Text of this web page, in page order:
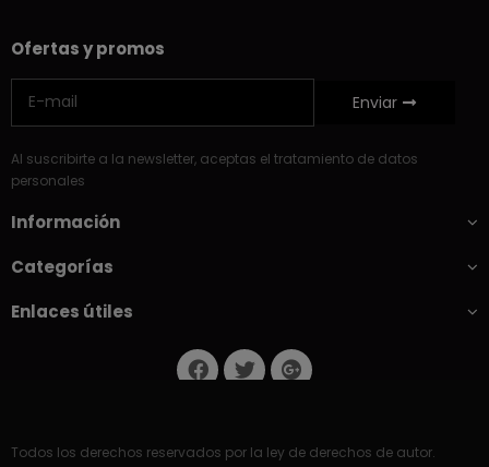
Ofertas y promos
Enviar
Al suscribirte a la newsletter, aceptas el tratamiento de datos
personales
Información
Categorías
Enlaces útiles
Todos los derechos reservados por la ley de derechos de autor.